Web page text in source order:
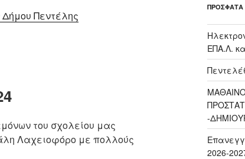
Πεντέλης
του σχολείου μας
Λαχειοφόρο με πολλούς
ΠΡΌΣΦΑΤΑ
ΕΠΑ.Λ.
-
2026-